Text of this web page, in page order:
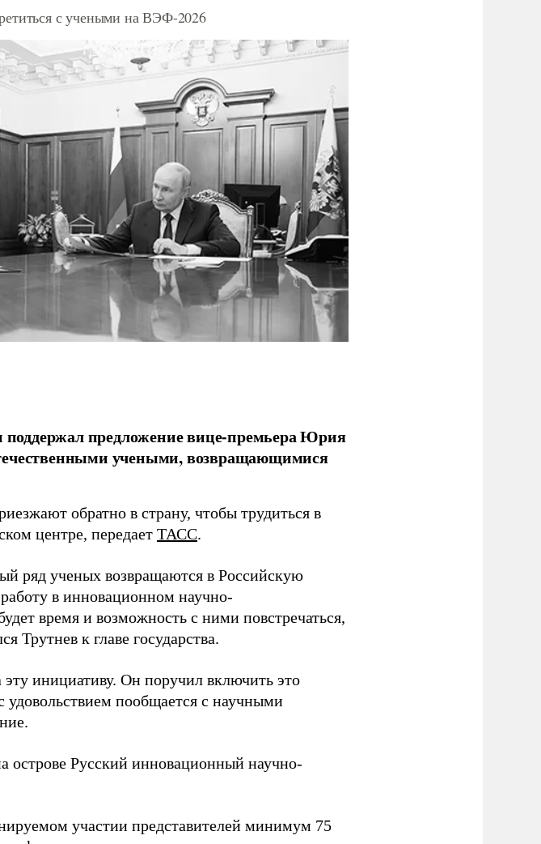
с учеными на ВЭФ-2026
предложение вице-премьера Юрия
учеными, возвращающимися
обратно в страну, чтобы трудиться в
центре, передает ТАСС.
ряд ученых возвращаются в Российскую
в инновационном научно-
время и возможность с ними повстречаться,
Трутнев к главе государства.
инициативу. Он поручил включить это
удовольствием пообщается с научными
острове Русский инновационный научно-
участии представителей минимум 75